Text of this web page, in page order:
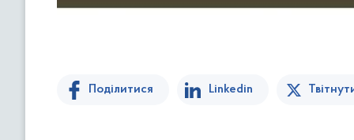
Поділитися Linkedin